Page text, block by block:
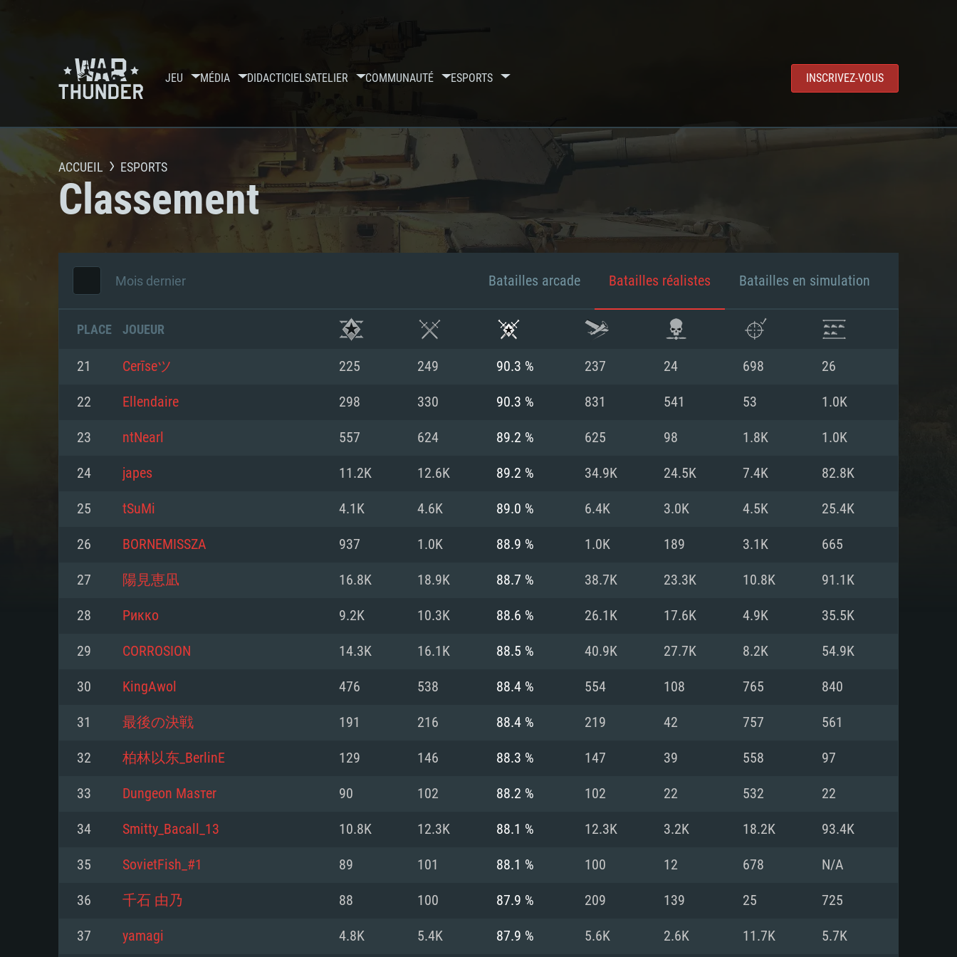
JEU MÉDIA DIDACTICIELSATELIER COMMUNAUTÉ ESPORTS INSCRIVEZ-VOUS
CONFIGURATION SYSTÈME REQUISE
Minimum
Mémoire: 4 GB
Carte graphique supportant DirectX 11: AMD
Radeon 77XX / NVIDIA GeForce GTX 660. La
résolution minimale supportée par le jeu est de
Recommandée
Carte graphique supportant DirectX 11 ou plus et
drivers: Nvidia GeForce 1060 et plus, Radeon RX
570 et plus.
Connection: Connexion Internet à haut débit
Minimum
processeurs Intel Xeon ne sont pas supportés)
Mémoire: 6 GB
Carte graphique: Intel Iris Pro 5200 (Mac), ou
analogue AMD/Nvidia. La résolution minimale
Recommandée
ne sont pas supportés)
Mémoire: 8 GB
Carte graphique: Radeon Vega II ou plus avec
support de Metal
Connection: Connexion Internet à haut débit
Minimum
modernes
Processeur: Dual-Core 2.4 GHz
Mémoire: 4 GB
Carte graphique: NVIDIA 660 avec les derniers
drivers (moins de 6 mois) / de même pour AMD
de 720p)
Recommandée
Carte graphique: NVIDIA 1060 avec les derniers
drivers (moins de 6 mois) / de même pour AMD
(Radeon RX 570) avec les derniers drivers de
ACCUEIL ESPORTS
Classement
Mois dernier Batailles arcade Batailles réalistes Batailles en simulation
PLACE JOUEUR
21 Cerīseツ 225 249 90.3 % 237 24 698 26
22 Ellendaire 298 330 90.3 % 831 541 53 1.0K
23 ntNearl 557 624 89.2 % 625 98 1.8K 1.0K
24 japes 11.2K 12.6K 89.2 % 34.9K 24.5K 7.4K 82.8K
25 tSuMі 4.1K 4.6K 89.0 % 6.4K 3.0K 4.5K 25.4K
26 BORNEMISSZA 937 1.0K 88.9 % 1.0K 189 3.1K 665
27 陽見恵凪 16.8K 18.9K 88.7 % 38.7K 23.3K 10.8K 91.1K
28 Рикко 9.2K 10.3K 88.6 % 26.1K 17.6K 4.9K 35.5K
29 CORROSION 14.3K 16.1K 88.5 % 40.9K 27.7K 8.2K 54.9K
30 KingAwol 476 538 88.4 % 554 108 765 840
31 最後の決戦 191 216 88.4 % 219 42 757 561
32 柏林以东_BerlinE 129 146 88.3 % 147 39 558 97
33 Dungеоn Маsтеr 90 102 88.2 % 102 22 532 22
34 Smitty_Bacall_13 10.8K 12.3K 88.1 % 12.3K 3.2K 18.2K 93.4K
35 SovietFish_#1 89 101 88.1 % 100 12 678 N/A
36 千石 由乃 88 100 87.9 % 209 139 25 725
37 yamagi 4.8K 5.4K 87.9 % 5.6K 2.6K 11.7K 5.7K